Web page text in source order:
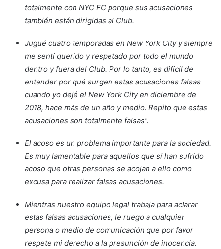
totalmente con NYC FC porque sus acusaciones
también están dirigidas al Club.
Jugué cuatro temporadas en New York City y siempre
me sentí querido y respetado por todo el mundo
dentro y fuera del Club. Por lo tanto, es difícil de
entender por qué surgen estas acusaciones falsas
cuando yo dejé el New York City en diciembre de
2018, hace más de un año y medio. Repito que estas
acusaciones son totalmente falsas”.
El acoso es un problema importante para la sociedad.
Es muy lamentable para aquellos que sí han sufrido
acoso que otras personas se acojan a ello como
excusa para realizar falsas acusaciones.
Mientras nuestro equipo legal trabaja para aclarar
estas falsas acusaciones, le ruego a cualquier
persona o medio de comunicación que por favor
respete mi derecho a la presunción de inocencia.